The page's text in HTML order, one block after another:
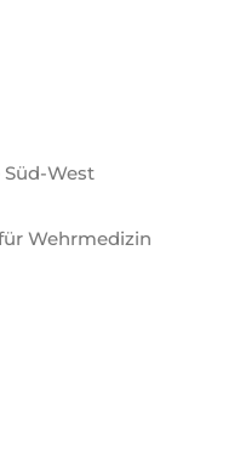
Süd-West
für Wehrmedizin
e.V.